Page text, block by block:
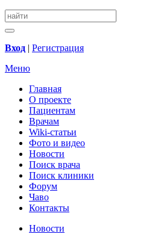
Вход | Регистрация
Меню
Главная
О проекте
Пациентам
Врачам
Wiki-статьи
Фото и видео
Новости
Поиск врача
Поиск клиники
Форум
Чаво
Контакты
Новости